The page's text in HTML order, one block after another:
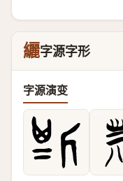
纚字源字形
字源演变